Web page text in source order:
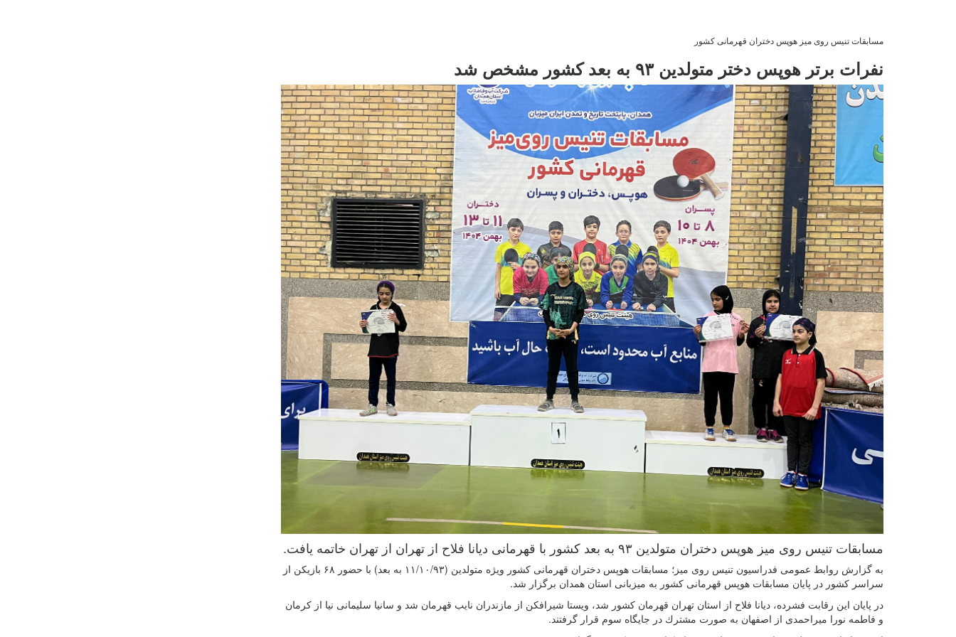
مسابقات تنیس روی میز هوپس دختران قهرمانی کشور
نفرات برتر هوپس دختر متولدین ۹۳ به بعد کشور مشخص شد
مسابقات تنيس روى ميز هوپس دختران متولدین ۹۳ به بعد کشور با قهرمانى دیانا فلاح از تهران از تهران خاتمه يافت.
به گزارش روابط عمومى فدراسيون تنيس روى ميز؛ مسابقات هوپس دختران قهرمانى کشور ویژه متولدین (۱۱/۱۰/۹۳ به بعد) با حضور ۶۸ بازیکن از
سراسر كشور در پایان مسابقات هوپس قهرمانی کشور به ميزبانى استان همدان برگزار شد.
در پايان این رقابت فشرده، دیانا فلاح از استان تهران قهرمان کشور شد، ویستا شیرافکن از مازندران نايب قهرمان شد و سانیا سلیمانی نیا از کرمان
و فاطمه نورا میراحمدی از اصفهان به صورت مشترك در جايگاه سوم قرار گرفتند.